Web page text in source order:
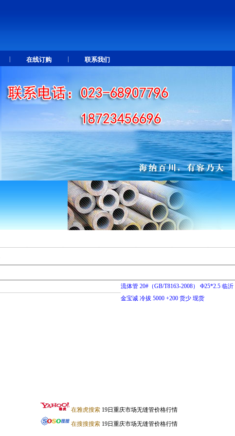
在线订购 联系我们
流体管 20#（GB/T8163-2008） Ф25*2.5 临沂
金宝诚 冷拔 5000 +200 货少 现货
在雅虎搜索19日重庆市场无缝管价格行情
在搜搜搜索19日重庆市场无缝管价格行情